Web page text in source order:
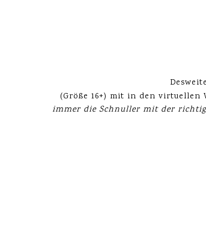
(Größe 16+) mit in den virtuellen
immer die Schnuller mit der